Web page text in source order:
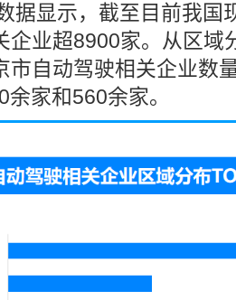
据显示，截至目前我国
企业超8900家。从区域
市自动驾驶相关企业数
家和560余家。